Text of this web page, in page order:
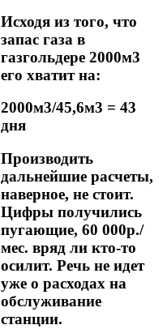
Исходя из того, что
запас газа в
газгольдере 2000м3
его хватит на:
2000м3/45,6м3 = 43
дня
Производить
дальнейшие расчеты,
наверное, не стоит.
Цифры получились
пугающие, 60 000р./
мес. вряд ли кто-то
осилит. Речь не идет
уже о расходах на
обслуживание
станции.